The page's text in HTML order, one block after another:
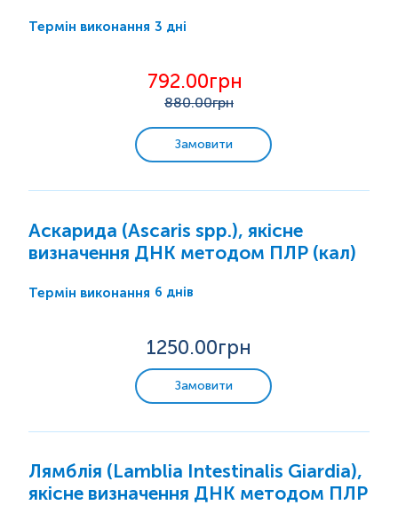
викликати захворювання, які можуть бути важкими
фактором ризику інфекції C. difficile. Більшість
епідемій виникають в умовах стаціонару...
Термін виконання 3 дні
792.00грн
880.00грн
Замовити
Аскарида (Ascaris spp.), якісне
визначення ДНК методом ПЛР (кал)
Термін виконання 6 днів
1250.00грн
Замовити
Лямблія (Lamblia Intestinalis Giardia),
якісне визначення ДНК методом ПЛР